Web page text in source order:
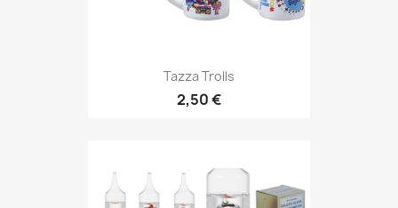
Tazza Trolls
2,50 €